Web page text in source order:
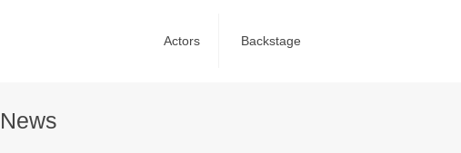
Actors Backstage
News